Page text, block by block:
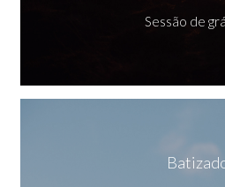
Sessão de